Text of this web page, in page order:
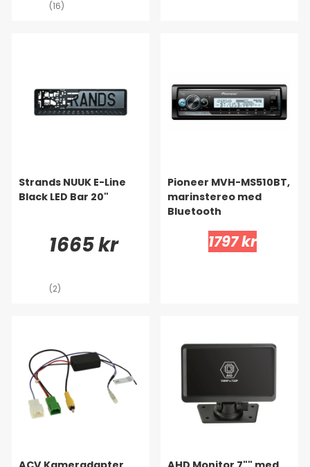
(16)
Strands NUUK E-Line
Black LED Bar 20"
1665 kr
(2)
Pioneer MVH-MS510BT,
marinstereo med
Bluetooth
1797 kr